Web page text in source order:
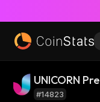
UNICORN
#14823